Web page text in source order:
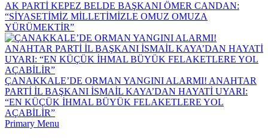
AK PARTİ KEPEZ BELDE BAŞKANI ÖMER CANDAN:
“SİYASETİMİZ MİLLETİMİZLE OMUZ OMUZA
YÜRÜMEKTİR”
ÇANAKKALE’DE ORMAN YANGINI ALARMI! ANAHTAR
PARTİ İL BAŞKANI İSMAİL KAYA’DAN HAYATİ UYARI:
“EN KÜÇÜK İHMAL BÜYÜK FELAKETLERE YOL
AÇABİLİR”
Primary Menu